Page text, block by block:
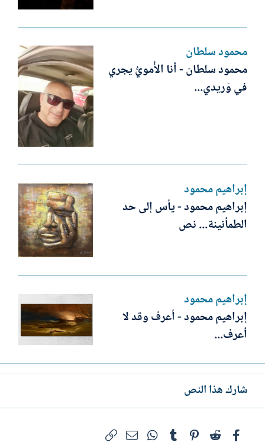
محمود سلطان
محمود سلطان - أنا الأُمويُّ يجري
في وَريدي...
إبراهيم محمود
إبراهيم محمود - يأس إلى حد
الطمأنينة... نص
إبراهيم محمود
إبراهيم محمود - أعرف وقد لا
أعرف...
شارك هذا النص
فيسبوكReddit
Pinterest
Tumblr
WhatsAppالبريد الإلكتروني